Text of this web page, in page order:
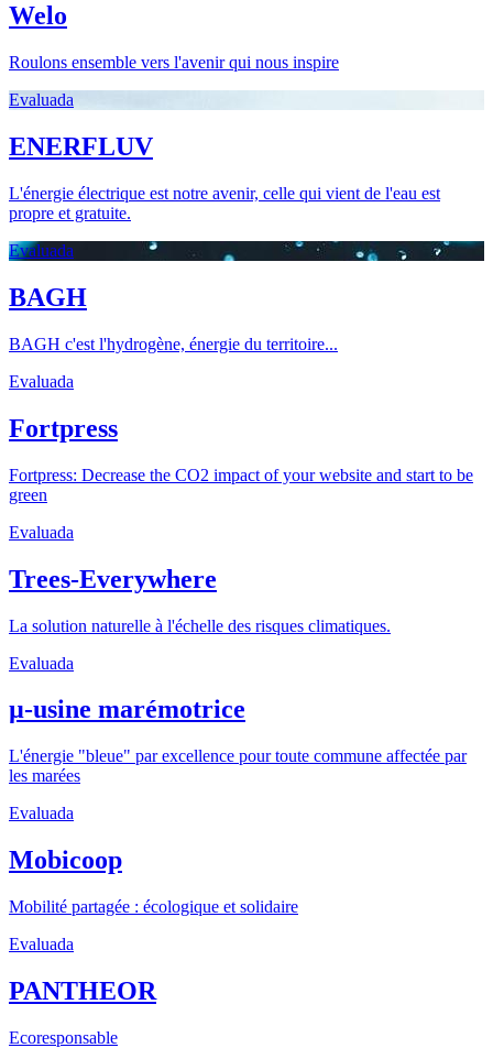
Welo
Roulons ensemble vers l'avenir qui nous inspire
Evaluada
ENERFLUV
L'énergie électrique est notre avenir, celle qui vient de l'eau est
propre et gratuite.
Evaluada
BAGH
BAGH c'est l'hydrogène, énergie du territoire...
Evaluada
Fortpress
Fortpress: Decrease the CO2 impact of your website and start to be
green
Evaluada
Trees-Everywhere
La solution naturelle à l'échelle des risques climatiques.
Evaluada
µ-usine marémotrice
L'énergie "bleue" par excellence pour toute commune affectée par
les marées
Evaluada
Mobicoop
Mobilité partagée : écologique et solidaire
Evaluada
PANTHEOR
Ecoresponsable